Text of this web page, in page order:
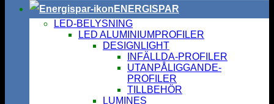
ENERGISPAR
LED-BELYSNING
LED ALUMINIUMPROFILER
DESIGNLIGHT
INFÄLLDA-PROFILER
UTANPÅLIGGANDE-
PROFILER
TILLBEHÖR
LUMINES